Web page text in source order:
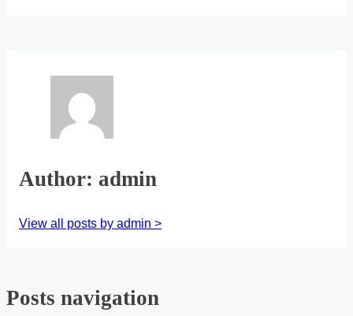
Author: admin
View all posts by admin >
Posts navigation